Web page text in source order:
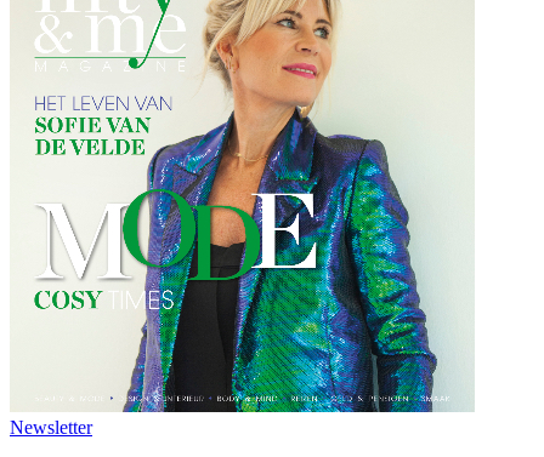
Newsletter